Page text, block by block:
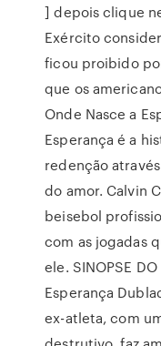
] depois clique
Exército
ficou proibido
que os
Onde Nasce a
Esperança é a
redenção
do amor. Calvin
beisebol
com as jogadas
ele. SINOPSE
Esperança
ex-atleta, com